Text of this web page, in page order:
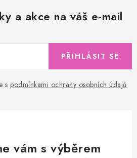
a akce na váš e-mail
s podmínkami ochrany osobních údajů
PŘIHLÁSIT SE
vám s výběrem